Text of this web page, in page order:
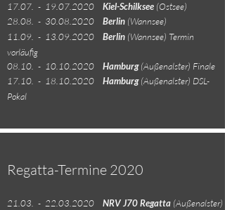
17.07. - 19.07.2020 Kiel-Schilksee (Ostsee)
28.08. - 30.08.2020 Berlin (Wannsee)
11.09. - 13.09.2020 Berlin (Wannsee) Termin
vorläufig
08.10. - 10.10.2020 Hamburg(Außenalster) Finale
17.10. - 18.10.2020 Hamburg(Außenalster) DSL-
Pokal
Regatta-Termine 2020
21.03. - 22.03.2020 NRV J70 Regatta (Außenalster)